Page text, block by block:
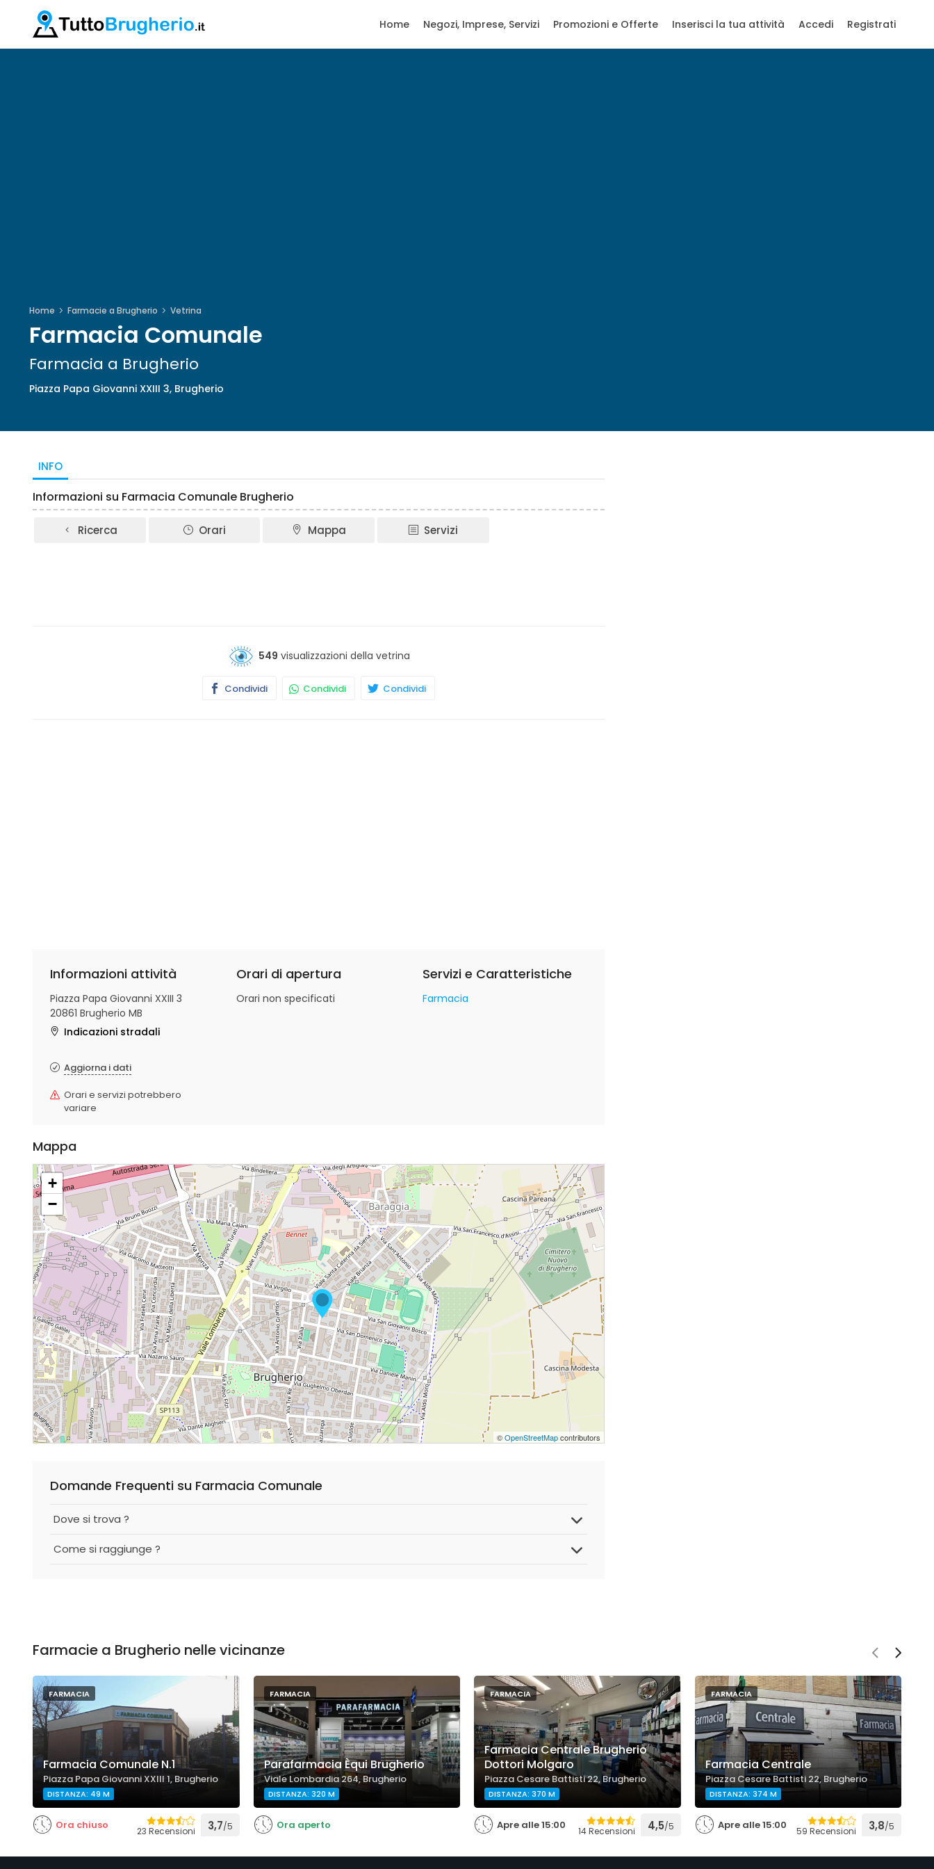
Home Negozi, Imprese, Servizi Promozioni e Offerte Inserisci la tua attività Accedi Registrati
Home Farmacie a Brugherio Vetrina
Farmacia Comunale
Farmacia a Brugherio
Piazza Papa Giovanni XXIII 3, Brugherio
INFO
Informazioni su Farmacia Comunale Brugherio
Ricerca Orari Mappa Servizi
549 visualizzazioni della vetrina
Condividi Condividi Condividi
Informazioni attività
Piazza Papa Giovanni XXIII 3
20861 Brugherio MB
Indicazioni stradali
Aggiorna i dati
Orari e servizi potrebbero
variare
Orari di apertura
Orari non specificati
Servizi e Caratteristiche
Farmacia
Mappa
+
−
©OpenStreetMapcontributors
Domande Frequenti su Farmacia Comunale
Dove si trova ?
Come si raggiunge ?
Farmacie a Brugherio nelle vicinanze
FARMACIA
Farmacia Comunale N.1
Piazza Papa Giovanni XXIII 1, Brugherio
DISTANZA: 49 M
Ora chiuso 23 Recensioni 3,7/5
FARMACIA
Parafarmacia Èqui Brugherio
Viale Lombardia 264, Brugherio
DISTANZA: 320 M
Ora aperto
FARMACIA
Farmacia Centrale Brugherio
Dottori Molgaro
Piazza Cesare Battisti 22, Brugherio
DISTANZA: 370 M
Apre alle 15:00 14 Recensioni 4,5/5
FARMACIA
Farmacia Centrale
Piazza Cesare Battisti 22, Brugherio
DISTANZA: 374 M
Apre alle 15:00 59 Recensioni 3,8/5